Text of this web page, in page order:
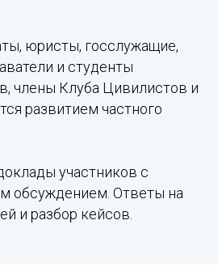
юристы, госслужащие,
и студенты
члены Клуба Цивилистов и
развитием частного
участников с
обсуждением. Ответы на
и разбор кейсов.